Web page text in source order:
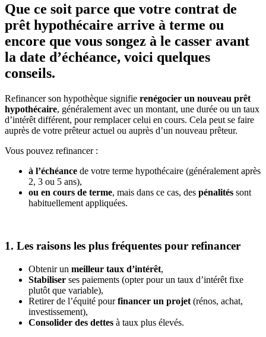
Que ce soit parce que votre contrat de
prêt hypothécaire arrive à terme ou
encore que vous songez à le casser avant
la date d’échéance, voici quelques
conseils.
Refinancer son hypothèque signifie renégocier un nouveau prêt
hypothécaire, généralement avec un montant, une durée ou un taux
d’intérêt différent, pour remplacer celui en cours. Cela peut se faire
auprès de votre prêteur actuel ou auprès d’un nouveau prêteur.
Vous pouvez refinancer :
à l’échéance de votre terme hypothécaire (généralement après
2, 3 ou 5 ans),
ou en cours de terme, mais dans ce cas, des pénalités sont
habituellement appliquées.
1. Les raisons les plus fréquentes pour refinancer
Obtenir un meilleur taux d’intérêt,
Stabiliser ses paiements (opter pour un taux d’intérêt fixe
plutôt que variable),
Retirer de l’équité pourfinancer un projet (rénos, achat,
investissement),
Consolider des dettes à taux plus élevés.